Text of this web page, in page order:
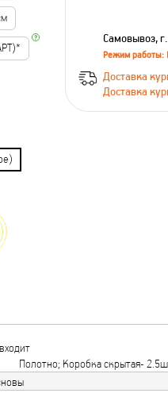
Самовывоз,
Режим работы:
Доставка
Доставка
Полотно; Коробка скрытая-